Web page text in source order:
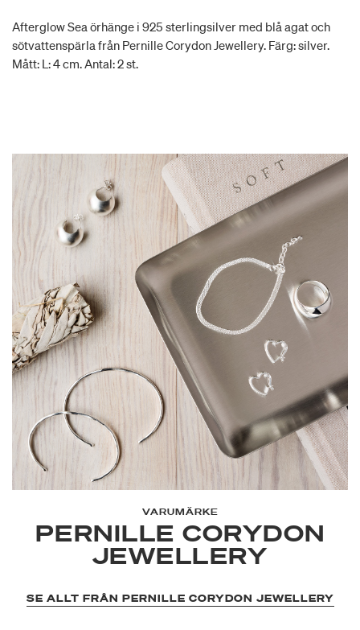
Afterglow Sea örhänge i 925 sterlingsilver med blå agat och
sötvattenspärla från Pernille Corydon Jewellery. Färg: silver.
Mått: L: 4 cm. Antal: 2 st.
VARUMÄRKE
PERNILLE CORYDON
JEWELLERY
SE ALLT FRÅN PERNILLE CORYDON JEWELLERY